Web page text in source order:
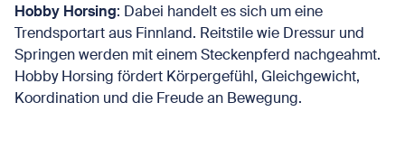
Hobby Horsing: Dabei handelt es sich um eine
Trendsportart aus Finnland. Reitstile wie Dressur und
Springen werden mit einem Steckenpferd nachgeahmt.
Hobby Horsing fördert Körpergefühl, Gleichgewicht,
Koordination und die Freude an Bewegung.